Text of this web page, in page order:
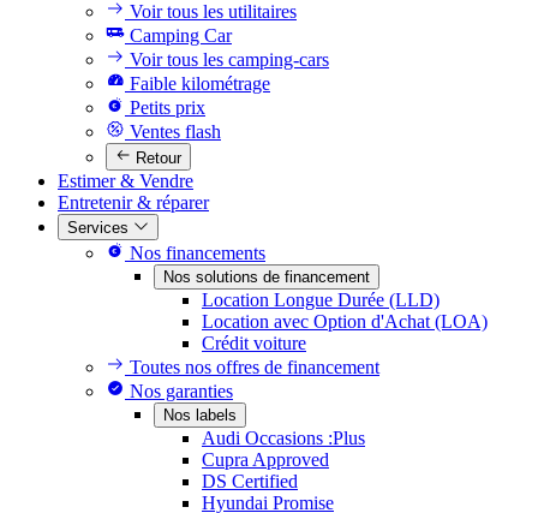
Voir tous les utilitaires
Camping Car
Voir tous les camping-cars
Faible kilométrage
Petits prix
Ventes flash
Retour
Estimer & Vendre
Entretenir & réparer
Services
Nos financements
Nos solutions de financement
Location Longue Durée (LLD)
Location avec Option d'Achat (LOA)
Crédit voiture
Toutes nos offres de financement
Nos garanties
Nos labels
Audi Occasions :Plus
Cupra Approved
DS Certified
Hyundai Promise